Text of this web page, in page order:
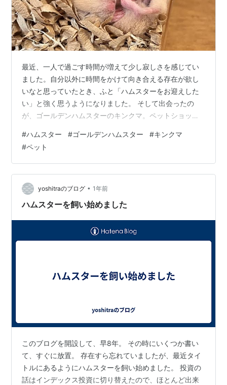
最近、一人で過ごす時間が増えて少し寂しさを感じてい
ました。自分以外に時間をかけて向き合える存在が欲し
いなと思っていたとき、ふと「ハムスターをお迎えした
い」と強く思うようになりました。 そして出会ったの
が、ゴールデンハムスターのキンクマ。ペットショップ
われました。少しビビリな性格のようで、その小さな体
に惹かれて「この子だ」と決めました。 準備編 Q. お迎
えに向けて準備したものは？グラスハーモニー600（回
し車と給水器のセット）、ハムスターの極み（ペレッ
ト）、床材、おやつ、トイレ砂、お部屋やおもちゃを用
意しました。 Q. 初期費用はどれくらいかか…
#ハムスター #ゴールデンハムスター #キンクマ
#ペット
yoshitraのブログ • 1年前
ハムスターを飼い始めました
このブログを開設して、早8年。 その時にいくつか書い
て、すぐに放置。 存在すら忘れていましたが、最近タイ
トルにあるようにハムスターを飼い始めました。 投資の
話はインデックス投資に切り替えたので、ほとんど出来